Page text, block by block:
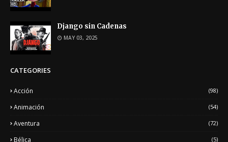
Django sin Cadenas
MAY 03, 2025
CATEGORIES
Acción (98)
Animación (54)
Aventura (72)
Bélica (5)